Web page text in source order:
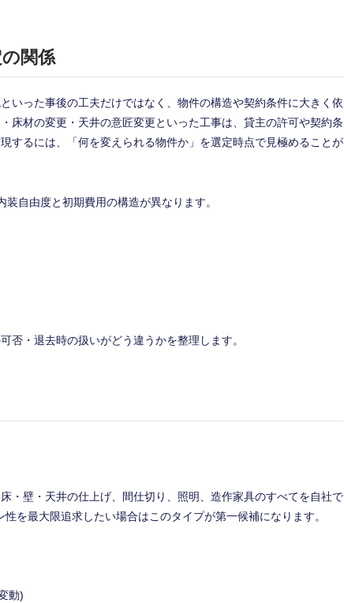
関係
いった事後の工夫だけではなく、物件の構造や契約条件に大きく依
床材の変更・天井の意匠変更といった工事は、貸主の許可や契約条
するには、「何を変えられる物件か」を選定時点で見極めることが
自由度と初期費用の構造が異なります。
否・退去時の扱いがどう違うかを整理します。
・壁・天井の仕上げ、間仕切り、照明、造作家具のすべてを自社で
を最大限追求したい場合はこのタイプが第一候補になります。
動)